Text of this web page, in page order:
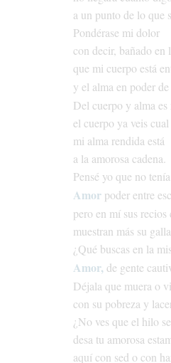
a un punto de lo que
Pondérase mi dolor
con decir, bañado en
que mi cuerpo está
y el almaen poder de
Del cuerpo y almaes
el cuerpo ya veis cual
mi alma rendidaestá
a la amorosacadena.
Pensé yo que no tenía
Amor poderentre
pero en mí sus recios
muestran más su
¿Qué buscas en la
Amor, de gente
Déjalaque muera o
con su pobreza y
¿No ves que el hilo se
desa tu amorosa
aquícon sed o con